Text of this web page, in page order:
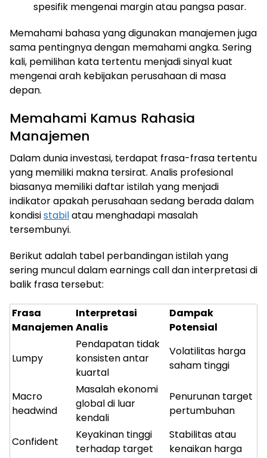
spesifik mengenai margin atau pangsa pasar.
Memahami bahasa yang digunakan manajemen juga
sama pentingnya dengan memahami angka. Sering
kali, pemilihan kata tertentu menjadi sinyal kuat
mengenai arah kebijakan perusahaan di masa
depan.
Memahami Kamus Rahasia
Manajemen
Dalam dunia investasi, terdapat frasa-frasa tertentu
yang memiliki makna tersirat. Analis profesional
biasanya memiliki daftar istilah yang menjadi
indikator apakah perusahaan sedang berada dalam
kondisistabilatau menghadapi masalah
tersembunyi.
Berikut adalah tabel perbandingan istilah yang
sering muncul dalam earnings call dan interpretasi di
balik frasa tersebut:
Frasa
Manajemen
Interpretasi
Analis
Dampak
Potensial
Lumpy
Pendapatan tidak
konsisten antar
kuartal
Volatilitas harga
saham tinggi
Macro
headwind
Masalah ekonomi
global di luar
kendali
Penurunan target
pertumbuhan
Confident
Keyakinan tinggi
terhadap target
Stabilitas atau
kenaikan harga